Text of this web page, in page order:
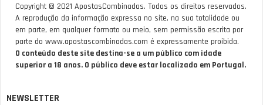
Copyright © 2021 ApostasCombinadas. Todos os direitos reservados.
A reprodução da informação expressa no site, na sua totalidade ou
em parte, em qualquer formato ou meio, sem permissão escrita por
parte do www.apostascombinadas.com é expressamente proibida.
O conteúdo deste site destina-se a um público com idade
superior a 18 anos. O público deve estar localizado em Portugal.
NEWSLETTER